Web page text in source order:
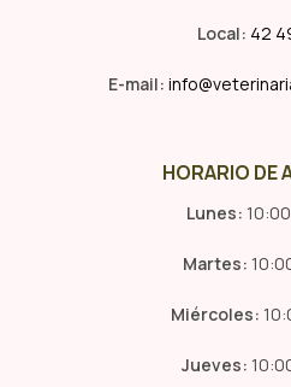
Local: 42
E-mail:
HORARIO DE
Lunes:
Martes:
Miércoles:
Jueves: